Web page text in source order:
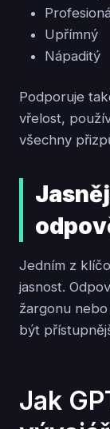
Upřímný
Nápaditý
Podporuje
vřelost,
všechny
Jedním z
jasnost.
žargonu
být
Jak